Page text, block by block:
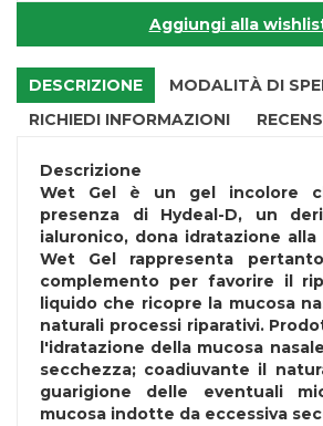
Aggiungi alla
DESCRIZIONE
MODALITÀ DI
RICHIEDI INFORMAZIONI
Descrizione
Wet Gel è un gel incolore
presenza di Hydeal-D, un
ialuronico, dona idratazione alla
Wet Gel rappresenta
complemento per favorire il
liquido che ricopre la mucosa
naturali processi riparativi.
l'idratazione della mucosa
secchezza; coadiuvante il
guarigione delle eventuali
mucosa indotte da eccessiva